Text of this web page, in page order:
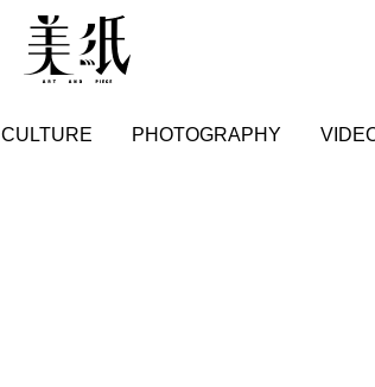
CULTURE PHOTOGRAPHY